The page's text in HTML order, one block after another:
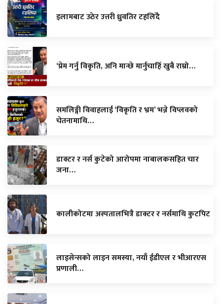
इलामबाट उठेर उत्तरी ध्रुवतिर टहलिँदै
‘प्रेम गर्नु विकृति, अनि मान्छे मार्नुचाहिँ खुबै राम्रो…
समलिङ्गी विवाहलाई ‘विकृति र भ्रम’ भन्ने विप्लवको
चेतनामाथि…
डाक्टर र नर्स कुटेको आरोपमा नाबालकसहित चार
जना…
कालीकोटमा अस्पतालभित्रै डाक्टर र नर्समाथि कुटपिट
लाइसेन्सको लाइन समस्या, नयाँ ईडीएल र भीआरएस
प्रणाली…